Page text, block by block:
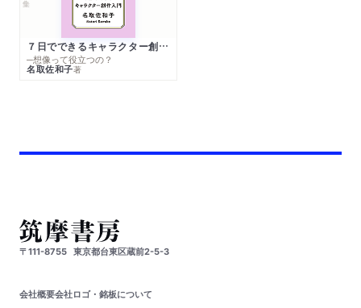
７日でできるキャラクター創作入門
─想像って役立つの？
名取佐和子著
〒111-8755 東京都台東区蔵前2-5-3
会社概要会社ロゴ・銘板について